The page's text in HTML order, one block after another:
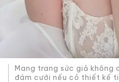
Mang trang sức giả không
đám cưới nếu có thiết kế